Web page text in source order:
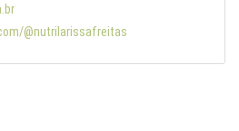
@nutrilarissafreitas